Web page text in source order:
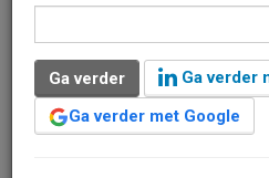
Bureau Stedelijke Planning
Syntrus Achmea Real Estate &
onderzoek gedaan naar de
Ga verder
Ga verder
Ga verder met Google